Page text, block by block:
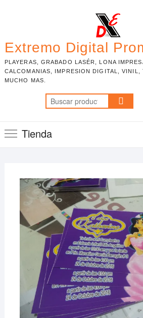
Extremo Digital
PLAYERAS, GRABADO LASÉR, LONA
CALCOMANIAS, IMPRESION DIGITAL, VINIL,
MUCHO MAS.
Buscar
por:
Tienda